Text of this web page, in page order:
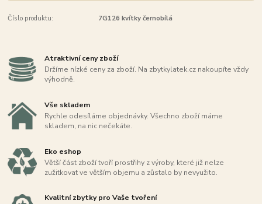
Číslo produktu: 7G126 kvítky černobílá
Atraktivní ceny zboží
Držíme nízké ceny za zboží. Na zbytkylatek.cz nakoupíte vždy
výhodně.
Vše skladem
Rychle odesíláme objednávky. Všechno zboží máme
skladem, na nic nečekáte.
Eko eshop
Větší část zboží tvoří prostřihy z výroby, které již nelze
zužitkovat ve větším objemu a zůstalo by nevyužito.
Kvalitní zbytky pro Vaše tvoření